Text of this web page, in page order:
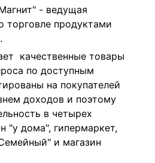
- ведущая
торговле продуктами
качественные товары
по доступным
на покупателей
доходов и поэтому
в четырех
"у дома", гипермаркет,
и магазин